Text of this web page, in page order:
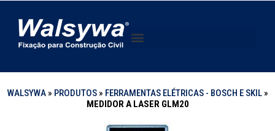
WALSYWA» PRODUTOS» FERRAMENTAS ELÉTRICAS - BOSCH E SKIL»
MEDIDOR A LASER GLM20